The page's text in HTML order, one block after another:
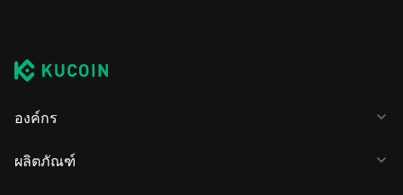
องค์กร
ผลิตภัณฑ์